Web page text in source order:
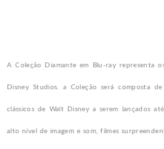
A Coleção Diamante em Blu-ray representa
Disney Studios. a Coleção será composta
clássicos de Walt Disney a serem lançados
alto nível de imagem e som, filmes